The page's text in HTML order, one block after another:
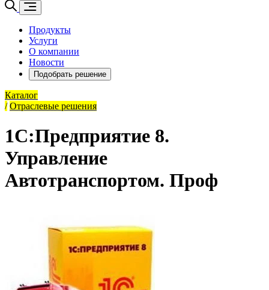
Продукты
Услуги
О компании
Новости
Подобрать решение
Каталог
/ Отраслевые решения
1С:Предприятие 8.
Управление
Автотранспортом. Проф